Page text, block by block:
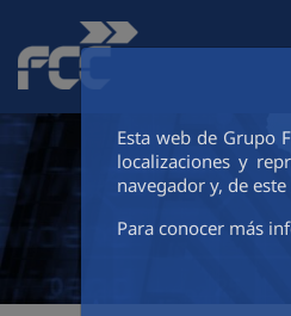
Saltar al contenido principal
Esta web de Grupo
localizaciones y
navegador y, de
Para conocer más